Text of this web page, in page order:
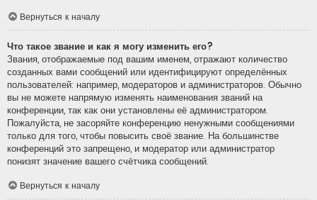
Вернуться к началу
Что такое звание и как я могу изменить его?
Звания, отображаемые под вашим именем, отражают количество
созданных вами сообщений или идентифицируют определённых
пользователей: например, модераторов и администраторов. Обычно
вы не можете напрямую изменять наименования званий на
конференции, так как они установлены её администратором.
Пожалуйста, не засоряйте конференцию ненужными сообщениями
только для того, чтобы повысить своё звание. На большинстве
конференций это запрещено, и модератор или администратор
понизят значение вашего счётчика сообщений.
Вернуться к началу